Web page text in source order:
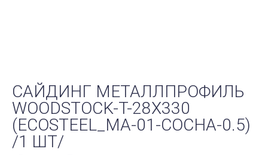
САЙДИНГ МЕТАЛЛПРОФИЛЬ
WOODSTOCK-Т-28Х330
(ECOSTEEL_MA-01-СОСНА-0.5)
/1 ШТ/